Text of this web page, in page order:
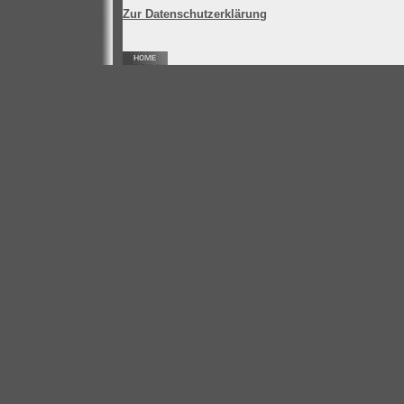
Zur Datenschutzerklärung